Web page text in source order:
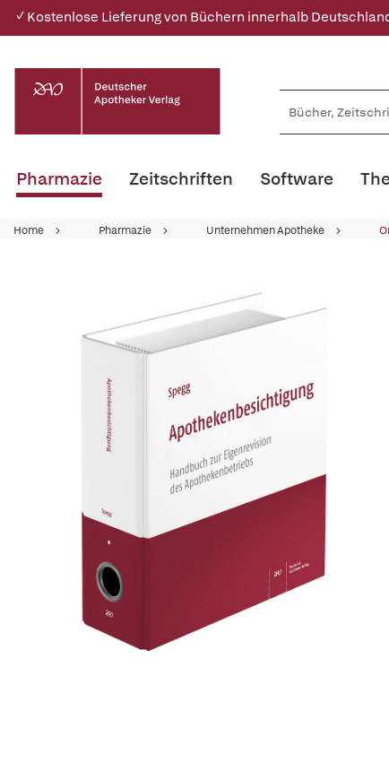
✓ Kostenlose Lieferung von Büchern innerhalb
Pharmazie Zeitschriften Software
Home Pharmazie Unternehmen Apotheke